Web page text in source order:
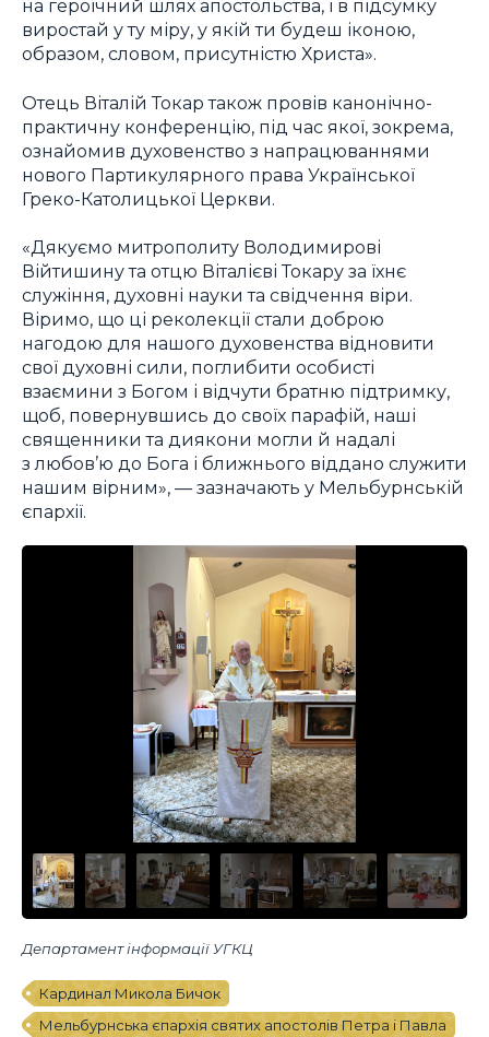
на героїчний шлях апостольства, і в підсумку
виростай у ту міру, у якій ти будеш іконою,
образом, словом, присутністю Христа».
Отець Віталій Токар також провів канонічно-
практичну конференцію, під час якої, зокрема,
ознайомив духовенство з напрацюваннями
нового Партикулярного права Української
Греко-Католицької Церкви.
«Дякуємо митрополиту Володимирові
Війтишину та отцю Віталієві Токару за їхнє
служіння, духовні науки та свідчення віри.
Віримо, що ці реколекції стали доброю
нагодою для нашого духовенства відновити
свої духовні сили, поглибити особисті
взаємини з Богом і відчути братню підтримку,
щоб, повернувшись до своїх парафій, наші
священники та диякони могли й надалі
з любов’ю до Бога і ближнього віддано служити
нашим вірним», — зазначають у Мельбурнській
єпархії.
Департамент інформації УГКЦ
Кардинал Микола Бичок
Мельбурнська єпархія святих апостолів Петра і Павла